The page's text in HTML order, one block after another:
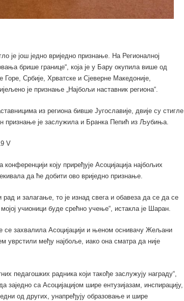
је још једно вриједно признање. На Регионалној
брише границе“, која је у Бару окупила више од
Србије, Хрватске и Сјеверне Македоније,
је признање „Најбољи наставник региона“.
из региона бивше Југославије, двије су стигле
је заслужила и Бранка Пепић из Љубиња.
коју приређује Асоцијација најбољих
да ће добити ово вриједно признање.
и залагање, то је изнад свега и обавеза да се да се
учионици буде срећно учење“, истакла је Шаран.
се захвалила Асоцијацији и њеном оснивачу Жељани
уврстили међу најбоље, иако она сматра да није
педагошких радника који такође заслужују награду“,
заједно са Асоцијацијом шире ентузијазам, инспирацију,
од других, унапређују образовање и шире